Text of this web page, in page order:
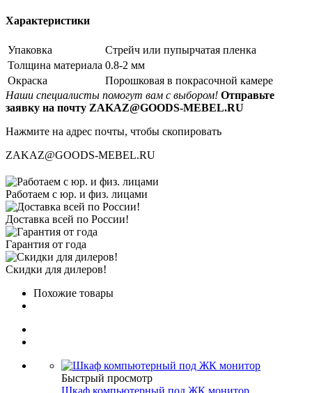
Характеристики
Упаковка
Стрейч или пупырчатая пленка
Толщина материала 0.8-2 мм
Окраска
Порошковая в покрасочной камере
Наши специалисты помогут вам с выбором! Отправьте
заявку на почту ZAKAZ@GOODS-MEBEL.RU
Нажмите на адрес почты, чтобы скопировать
ZAKAZ@GOODS-MEBEL.RU
Работаем с юр. и физ. лицами
Доставка всей по России!
Гарантия от года
Скидки для дилеров!
Похожие товары
Быстрый просмотр
Шкаф компьютерный под ЖК монитор